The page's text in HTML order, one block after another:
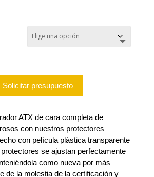
Solicitar presupuesto
ATX de cara completa de
con nuestros protectores
con película plástica transparente
se ajustan perfectamente
como nueva por más
de la molestia de la certificación y